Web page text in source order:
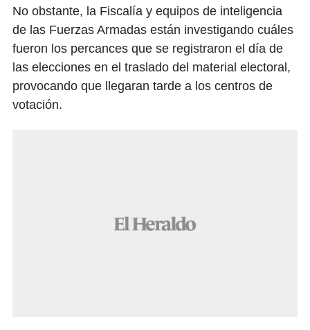
No obstante, la Fiscalía y equipos de inteligencia
de las Fuerzas Armadas están investigando cuáles
fueron los percances que se registraron el día de
las elecciones en el traslado del material electoral,
provocando que llegaran tarde a los centros de
votación.